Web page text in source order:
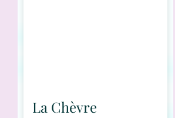
La Chèvre